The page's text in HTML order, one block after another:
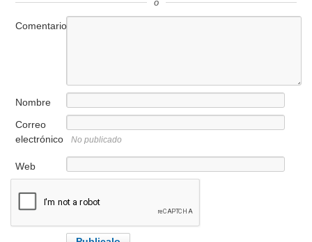
o
Comentario
Nombre
Correo
electrónico
No publicado
Web